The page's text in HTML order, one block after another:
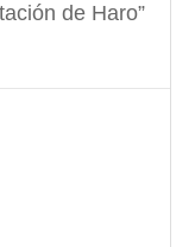
de Haro”
LUIS